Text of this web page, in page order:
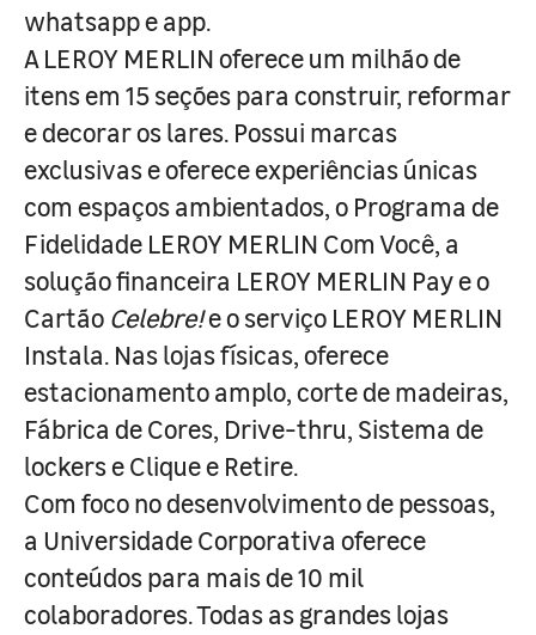
whatsapp e app.
A LEROY MERLIN oferece um milhão de
itens em 15 seções para construir, reformar
e decorar os lares. Possui marcas
exclusivas e oferece experiências únicas
com espaços ambientados, o Programa de
Fidelidade LEROY MERLIN Com Você, a
solução financeira LEROY MERLIN Pay e o
Cartão Celebre!e o serviço LEROY MERLIN
Instala. Nas lojas físicas, oferece
estacionamento amplo, corte de madeiras,
Fábrica de Cores, Drive-thru, Sistema de
lockers e Clique e Retire.
Com foco no desenvolvimento de pessoas,
a Universidade Corporativa oferece
conteúdos para mais de 10 mil
colaboradores. Todas as grandes lojas